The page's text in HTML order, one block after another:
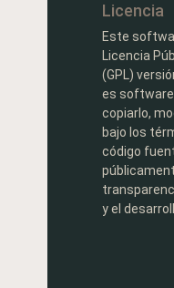
Licencia
Este
Licencia
(GPL)
es software
copiarlo,
bajo los
código
y el